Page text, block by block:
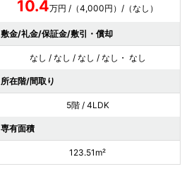
10.4万円 /（4,000円）/（なし）
敷金/礼金/保証金/敷引・償却
なし / なし / なし / なし・ なし
所在階/間取り
5階 / 4LDK
専有面積
123.51m²